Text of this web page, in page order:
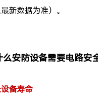
新数据为准）。
么安防设备需要电路安
备寿命